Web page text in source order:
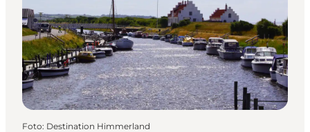
Das passiert
Reiseplanung
Praktische Informationen
Foto: Destination Himmerland